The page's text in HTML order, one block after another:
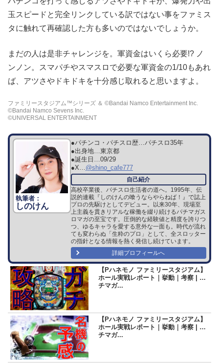
玉スピードと完全リンクしている訳ではない事をファミス
タに触れて再確認した方も多いのではないでしょうか。
まだの人は是非チャレンジを。軍資金はいくら必要!? ノ
ンノン。スマパチやスマスロで必要な軍資金の1/10もあれ
ば、アツさやドキドキを十分感じ取れると思いますよ。
ファミリースタジアム™シリーズ ＆ ©︎Bandai Namco Entertainment Inc.
©︎Bandai Namco Sevens Inc.
©︎UNIVERSAL ENTERTAINMENT
しのけん
●パチンコ・パチスロ歴… パチスロ35年
●出身地… 東京都
●誕生日… 09/29
●X… @shino_cafe777
高校卒業後、パチスロ生活者の道へ。1995年、伝
説的連載『しのけんの喰うならやらねば！』で誌上
プロの先駆けとしてデビュー。以来30年、現場至
上主義を貫きリアルな稼働を綴り続けるパチマガス
ロマガの至宝です。圧倒的な経験値と精度を誇りつ
つ、ゆるキャラを愛する意外な一面も。時代が流れ
ても変わらぬ「生粋のプロ」として、全スロッター
の指針となる情報を熱く発信し続けています。
詳細プロフィールへ
【Pハネモノ ファミリースタジアム】
ホール実戦レポート｜挙動｜考察 | パ
チマガ...
【Pハネモノ ファミリースタジアム】
ホール実戦レポート｜挙動｜考察 | パ
チマガ...